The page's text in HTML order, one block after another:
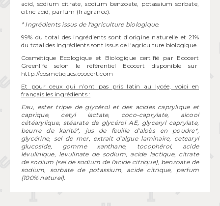
acid, sodium citrate, sodium benzoate, potassium sorbate,
citric acid, parfum (fragrance).
* Ingrédients issus de l'agriculture biologique.
99% du total des ingrédients sont d'origine naturelle et 21%
du total des ingrédients sont issus de l'agriculture biologique.
Cosmétique Ecologique et Biologique certifié par Ecocert
Greenlife selon le référentiel Ecocert disponible sur
http://cosmetiques.ecocert.com
Et pour ceux qui n’ont pas pris latin au lycée, voici en
français les ingrédients :
Eau, ester triple de glycérol et des acides caprylique et
caprique, cetyl lactate, coco-caprylate, alcool
cétéarylique, stéarate de glycérol AE, glyceryl caprylate,
beurre de karité*, jus de feuille d'aloès en poudre*,
glycérine, sel de mer, extrait d'algue laminaire, cetearyl
glucoside, gomme xanthane, tocophérol, acide
lévulinique, levulinate de sodium, acide lactique, citrate
de sodium (sel de sodium de l'acide citrique), benzoate de
sodium, sorbate de potassium, acide citrique, parfum
(100% naturel).